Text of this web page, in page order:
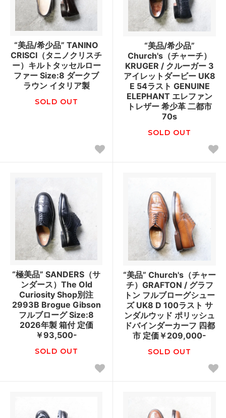
“美品/希少品” TANINO
CRISCI（タニノクリスチ
ー）キルトタッセルロー
ファー Size:8 ダークブ
ラウン イタリア製
SOLD OUT
“美品/希少品”
Church's（チャーチ）
KRUGER / クルーガー 3
アイレットダービー UK8
E 54ラスト GENUINE
ELEPHANT エレファン
トレザー 希少革 二都市
70s
SOLD OUT
“極美品” SANDERS（サ
ンダース）The Old
Curiosity Shop別注
2993B Brogue Gibson
フルブローグ Size:8
2026年製 箱付 定価
￥93,500-
SOLD OUT
“美品” Church's（チャー
チ）GRAFTON / グラフ
トン フルブローグシュー
ズ UK8 D 100ラスト サ
ンダルウッド ポリッシュ
ドバインダーカーフ 四都
市 定価￥209,000-
SOLD OUT